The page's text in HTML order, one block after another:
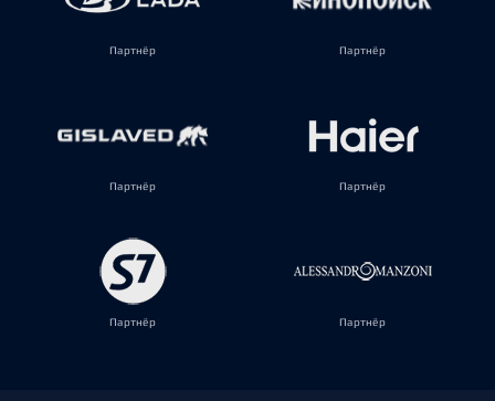
Партнёр Партнёр
Партнёр Партнёр
Партнёр Партнёр